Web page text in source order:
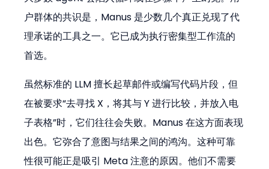
户群体的共识是，Manus 是少数几个真正兑现了代
理承诺的工具之一。它已成为执行密集型工作流的
首选。
虽然标准的 LLM 擅长起草邮件或编写代码片段，但
在被要求“去寻找 X，将其与 Y 进行比较，并放入电
子表格”时，它们往往会失败。Manus 在这方面表现
出色。它弥合了意图与结果之间的鸿沟。这种可靠
性很可能正是吸引 Meta 注意的原因。他们不需要